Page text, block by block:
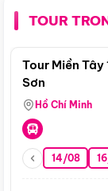
TOUR
Tour Miền Tây
Sơn
Hồ Chí Minh
14/08